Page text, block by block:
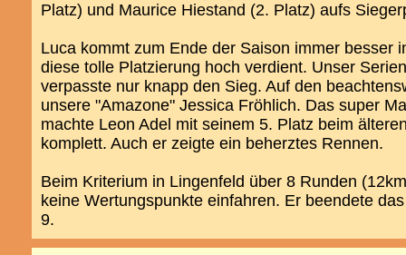
Platz) und Maurice Hiestand (2. Platz) aufs
Luca kommt zum Ende der Saison immer besser
diese tolle Platzierung hoch verdient. Unser
verpasste nur knapp den Sieg. Auf den
unsere "Amazone" Jessica Fröhlich. Das super
machte Leon Adel mit seinem 5. Platz beim
komplett. Auch er zeigte ein beherztes Rennen.
Beim Kriterium in Lingenfeld über 8 Runden
keine Wertungspunkte einfahren. Er beendete
9.